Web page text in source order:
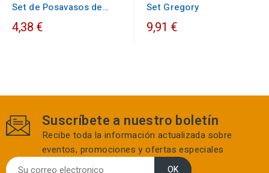
Set de Posavasos de
madera
4,38 €
Set Gregory
9,91 €
Suscríbete a nuestro boletín
Recibe toda la información actualizada sobre
eventos, promociones y ofertas especiales